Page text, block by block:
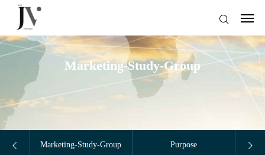
Marketing-Study-Group
Marketing-Study-Group Purpose
ログイン
サイトトップ
コラムトップ